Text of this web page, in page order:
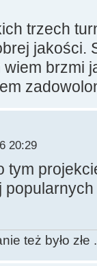
trzech
jakości.
brzmi
20:29
tym
też było złe